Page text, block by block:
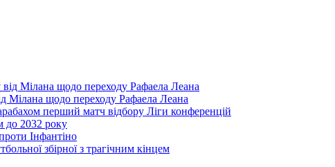
Мілана щодо переходу Рафаела Леана
перший матч відбору Ліги конференцій
до 2032 року
Інфантіно
збірної з трагічним кінцем